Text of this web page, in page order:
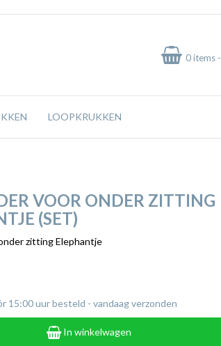
0items -
LOOPKRUKKEN
VOOR ONDER ZITTING
(SET)
zitting Elephantje
15:00 uur besteld - vandaag verzonden
In winkelwagen